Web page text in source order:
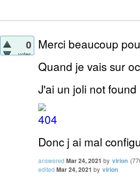
0
votes
Merci beaucoup
Quand je vais sur
J'ai un joli not found
Donc j ai mal
answered Mar 24, 2021 by virion (
edited Mar 24, 2021 by virion